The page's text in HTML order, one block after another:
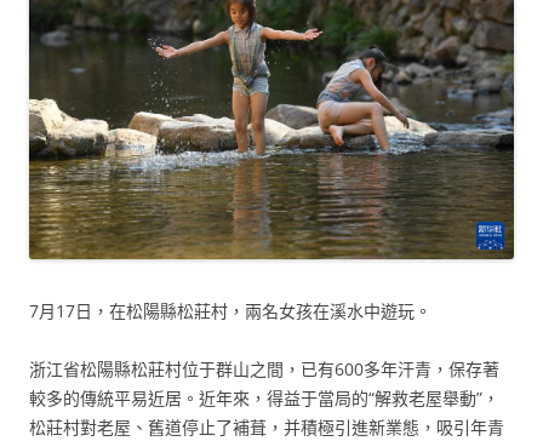
7月17日，在松陽縣松莊村，兩名女孩在溪水中遊玩。
浙江省松陽縣松莊村位于群山之間，已有600多年汗青，保存著
較多的傳統平易近居。近年來，得益于當局的“解救老屋舉動”，
松莊村對老屋、舊道停止了補葺，并積極引進新業態，吸引年青